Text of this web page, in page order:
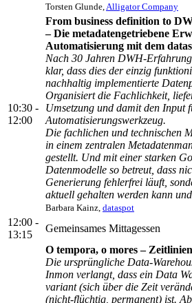
Torsten Glunde, Alligator Company
10:30 -
12:00
From business definition to
– Die metadatengetriebene
Automatisierung mit dem
Nach 30 Jahren DWH-
klar, dass dies der einzig
nachhaltig implementierte
Organisiert die Fachlichkeit,
Umsetzung und damit den Input
Automatisierungswerkzeug.
Die fachlichen und technischen
in einem zentralen
gestellt. Und mit einer starken
Datenmodelle so betreut, dass
Generierung fehlerfrei läuft,
aktuell gehalten werden kann
Barbara Kainz, dataspot
12:00 -
13:15
Gemeinsames Mittagessen
O tempora, o mores –
Die ursprüngliche Data-
Inmon verlangt, dass ein Data
variant (sich über die Zeit
(nicht-flüchtig, permanent) ist.